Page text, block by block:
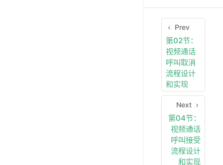
Prev
第02节：
视频通话
呼叫取消
流程设计
和实现
Next
第04节：
视频通话
呼叫接受
流程设计
和实现